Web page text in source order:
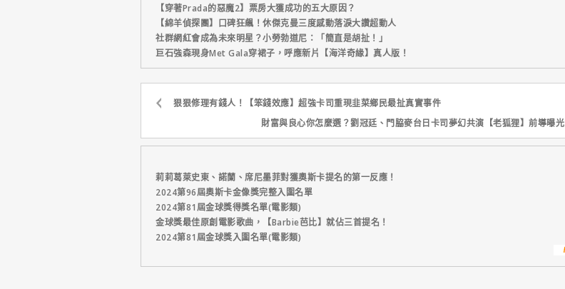
【穿著Prada的惡魔2】票房大獲成功的五大原因？
【綿羊偵探團】口碑狂飆！休傑克曼三度感動落淚大讚超動人
社群網紅會成為未來明星？小勞勃道尼：「簡直是胡扯！」
巨石強森現身Met Gala穿裙子，呼應新片【海洋奇緣】真人版！
狠狠修理有錢人！【笨錢效應】超強卡司重現韭菜鄉民最扯真實事件
財富與良心你怎麼選？劉冠廷、門脇麥台日卡司夢幻共演【老狐狸】前導曝光
莉莉葛萊史東、諾蘭、席尼墨菲對獲奧斯卡提名的第一反應！
2024第96屆奧斯卡金像獎完整入圍名單
2024第81屆金球獎得獎名單(電影類)
金球獎最佳原創電影歌曲，【Barbie芭比】就佔三首提名！
2024第81屆金球獎入圍名單(電影類)